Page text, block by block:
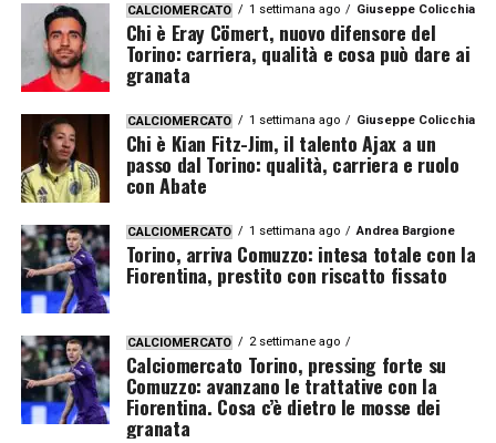
CALCIOMERCATO 1 settimana ago Giuseppe Colicchia
Chi è Eray Cömert, nuovo difensore del
Torino: carriera, qualità e cosa può dare ai
granata
CALCIOMERCATO 1 settimana ago Giuseppe Colicchia
Chi è Kian Fitz-Jim, il talento Ajax a un
passo dal Torino: qualità, carriera e ruolo
con Abate
CALCIOMERCATO 1 settimana ago Andrea Bargione
Torino, arriva Comuzzo: intesa totale con la
Fiorentina, prestito con riscatto fissato
CALCIOMERCATO 2 settimane ago
Calciomercato Torino, pressing forte su
Comuzzo: avanzano le trattative con la
Fiorentina. Cosa c’è dietro le mosse dei
granata